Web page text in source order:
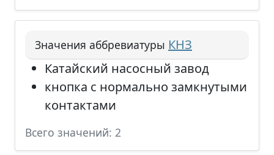
Значения аббревиатуры КНЗ
Катайский насосный завод
кнопка с нормально замкнутыми
контактами
Всего значений: 2